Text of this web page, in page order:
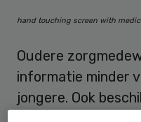
hand touching screen with
Oudere
informatie minder
jongere. Ook